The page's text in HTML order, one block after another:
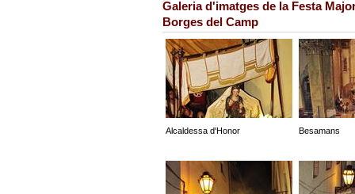
Galeria d'imatges de la Festa
Borges del Camp
Alcaldessa d'Honor Besamans